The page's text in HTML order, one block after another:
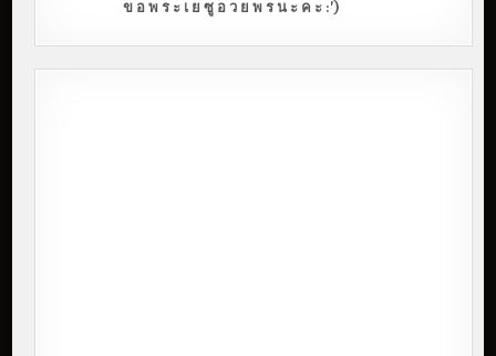
ข อ พ ร ะ เ ย ซู อ ว ย พ ร น ะ ค ะ :')